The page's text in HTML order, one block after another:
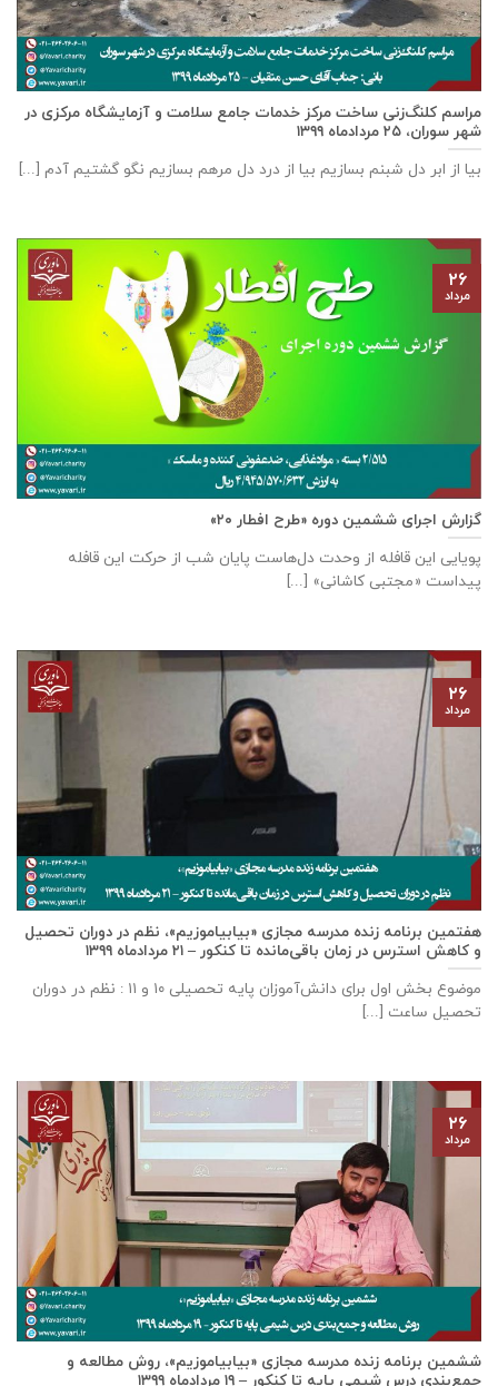
مراسم کلنگ‌زنی ساخت مرکز خدمات جامع سلامت و آزمایشگاه مرکزی در
شهر سوران، ۲۵ مردادماه ۱۳۹۹
بیا از ابر دل شبنم بسازیم بیا از درد دل مرهم بسازیم نگو گشتیم آدم [...]
گزارش اجرای ششمین دوره «طرح افطار ۲۰»
پویایی این قافله از وحدت دل‌هاست پایان شب از حرکت این قافله
پیداست «مجتبی کاشانی» [...]
۲۶
مرداد
هفتمین برنامه زنده مدرسه مجازی «بیابیاموزیم»، نظم در دوران تحصیل
و کاهش استرس در زمان باقی‌مانده تا کنکور – ۲۱ مردادماه ۱۳۹۹
موضوع بخش اول برای دانش‌آموزان پایه تحصیلی ۱۰ و ۱۱ : نظم در دوران
تحصیل ساعت [...]
۲۶
مرداد
ششمین برنامه زنده مدرسه مجازی «بیابیاموزیم»، روش مطالعه و
جمع‌بندی درس شیمی پایه تا کنکور – ۱۹ مردادماه ۱۳۹۹
۲۶
مرداد